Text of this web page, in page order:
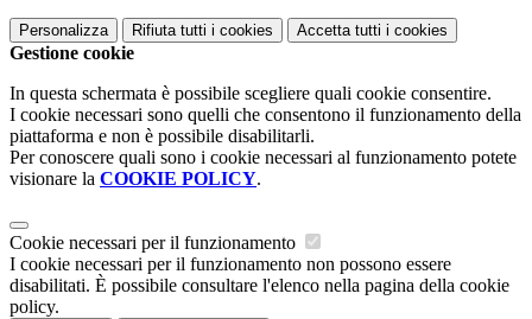
Personalizza Rifiuta tutti i cookies Accetta tutti i cookies
Gestione cookie
In questa schermata è possibile scegliere quali cookie consentire.
I cookie necessari sono quelli che consentono il funzionamento della
piattaforma e non è possibile disabilitarli.
Per conoscere quali sono i cookie necessari al funzionamento potete
visionare la COOKIE POLICY.
Cookie necessari per il funzionamento
I cookie necessari per il funzionamento non possono essere
disabilitati. È possibile consultare l'elenco nella pagina della cookie
policy.